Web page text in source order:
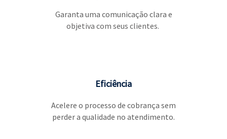
Garanta uma comunicação clara e
objetiva com seus clientes.
Eficiência
Acelere o processo de cobrança sem
perder a qualidade no atendimento.